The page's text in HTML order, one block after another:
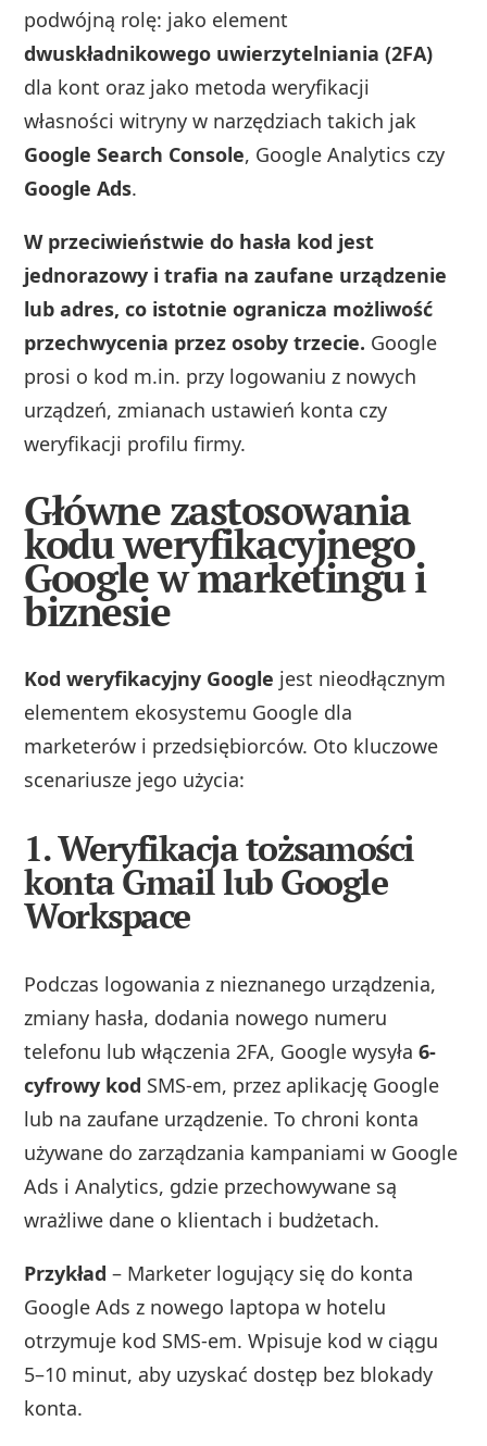
podwójną rolę: jako element
dwuskładnikowego uwierzytelniania (2FA)
dla kont oraz jako metoda weryfikacji
własności witryny w narzędziach takich jak
Google Search Console, Google Analytics czy
Google Ads.
W przeciwieństwie do hasła kod jest
jednorazowy i trafia na zaufane urządzenie
lub adres, co istotnie ogranicza możliwość
przechwycenia przez osoby trzecie. Google
prosi o kod m.in. przy logowaniu z nowych
urządzeń, zmianach ustawień konta czy
weryfikacji profilu firmy.
Główne zastosowania
kodu weryfikacyjnego
Google w marketingu i
biznesie
Kod weryfikacyjny Google jest nieodłącznym
elementem ekosystemu Google dla
marketerów i przedsiębiorców. Oto kluczowe
scenariusze jego użycia:
1. Weryfikacja tożsamości
konta Gmail lub Google
Workspace
Podczas logowania z nieznanego urządzenia,
zmiany hasła, dodania nowego numeru
telefonu lub włączenia 2FA, Google wysyła6-
cyfrowy kod SMS-em, przez aplikację Google
lub na zaufane urządzenie. To chroni konta
używane do zarządzania kampaniami w Google
Ads i Analytics, gdzie przechowywane są
wrażliwe dane o klientach i budżetach.
Przykład – Marketer logujący się do konta
Google Ads z nowego laptopa w hotelu
otrzymuje kod SMS-em. Wpisuje kod w ciągu
5–10 minut, aby uzyskać dostęp bez blokady
konta.